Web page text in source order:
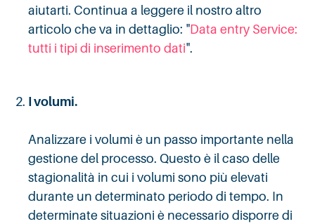
aiutarti. Continua a leggere il nostro altro
articolo che va in dettaglio: "Data entry Service:
tutti i tipi di inserimento dati".
I volumi.
Analizzare i volumi è un passo importante nella
gestione del processo. Questo è il caso delle
stagionalità in cui i volumi sono più elevati
durante un determinato periodo di tempo. In
determinate situazioni è necessario disporre di